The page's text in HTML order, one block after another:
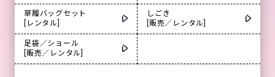
草履バッグセット
[レンタル]
しごき
[販売／レンタル]
足袋／ショール
[販売／レンタル]